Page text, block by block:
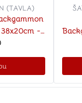
(TAVLA)
-